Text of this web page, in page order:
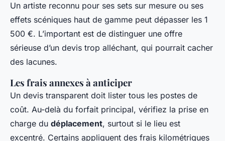
Un artiste reconnu pour ses sets sur mesure ou ses
effets scéniques haut de gamme peut dépasser les 1
500 €. L’important est de distinguer une offre
sérieuse d’un devis trop alléchant, qui pourrait cacher
des lacunes.
Les frais annexes à anticiper
Un devis transparent doit lister tous les postes de
coût. Au-delà du forfait principal, vérifiez la prise en
charge du déplacement, surtout si le lieu est
excentré. Certains appliquent des frais kilométriques